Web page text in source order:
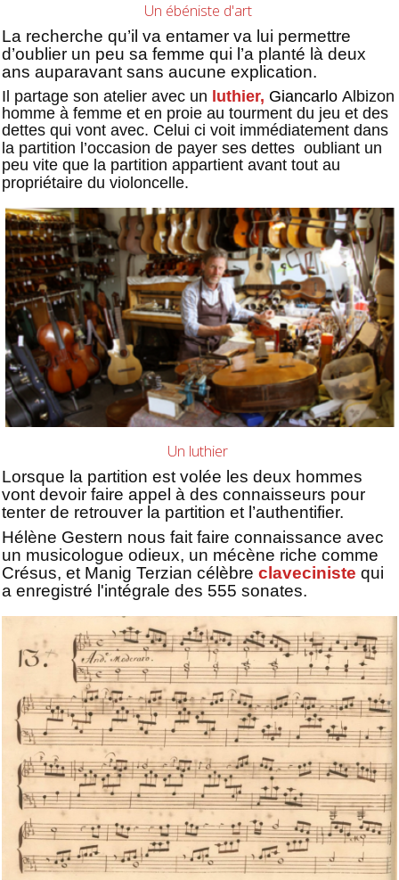
Un ébéniste d'art
La recherche qu’il va entamer va lui permettre
d’oublier un peu sa femme qui l’a planté là deux
ans auparavant sans aucune explication.
Il partage son atelier avec un luthier, Giancarlo Albizon
homme à femme et en proie au tourment du jeu et des
dettes qui vont avec. Celui ci voit immédiatement dans
la partition l’occasion de payer ses dettes oubliant un
peu vite que la partition appartient avant tout au
propriétaire du violoncelle.
Un luthier
Lorsque la partition est volée les deux hommes
vont devoir faire appel à des connaisseurs pour
tenter de retrouver la partition et l’authentifier.
Hélène Gestern nous fait faire connaissance avec
un musicologue odieux, un mécène riche comme
Crésus, et Manig Terzian célèbre claveciniste qui
a enregistré l'intégrale des 555 sonates.